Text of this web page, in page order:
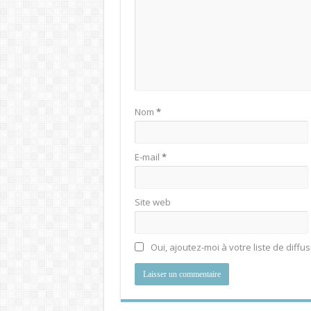
Nom *
E-mail *
Site web
Oui, ajoutez-moi à votre liste de